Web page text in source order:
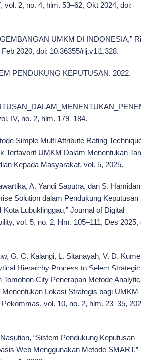
vol. 2, no. 4, hlm. 53–62, Okt 2024, doi:
UMKM DI INDONESIA,”
2020, doi: 10.36355/rlj.v1i1.328.
PENDUKUNG KEPUTUSAN. 2022.
IV, no. 2, hlm. 179–184.
Simple Multi Attribute Rating
Terfavorit UMKM Dalam Menentukan
Kepada Masyarakat, vol. 5, 2025.
A. Yandi Saputra, dan S.
Solution dalam Pendukung Keputusan
Lubuklinggau,” Journal of Digital
vol. 5, no. 2, hlm. 105–111, Des 2025,
G. C. Kalangi, L. Sitanayah, V. D.
Hierarchy Process to Select Strategic
City Penerapan Metode
Lokasi Strategis bagi UMKM
Pekommas, vol. 10, no. 2, hlm. 23–35,
“Sistem Pendukung Keputusan
Web Menggunakan Metode SMART,”